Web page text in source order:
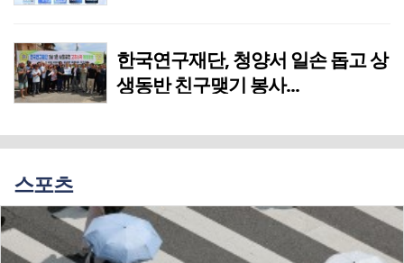
한국연구재단, 청양서 일손 돕고 상
생동반 친구맺기 봉사...
스포츠